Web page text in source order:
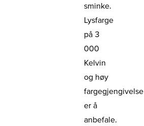
sminke.
Lysfarge
på 3
000
Kelvin
og høy
fargegjengivelse
er å
anbefale.